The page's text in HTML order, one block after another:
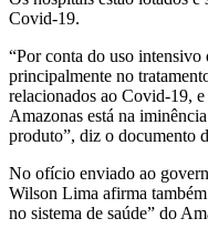
Covid-19.
“Por conta do uso
principalmente no
relacionados ao Covid-19,
Amazonas está na
produto”, diz o documento
No ofício enviado ao
Wilson Lima afirma
no sistema de saúde” do